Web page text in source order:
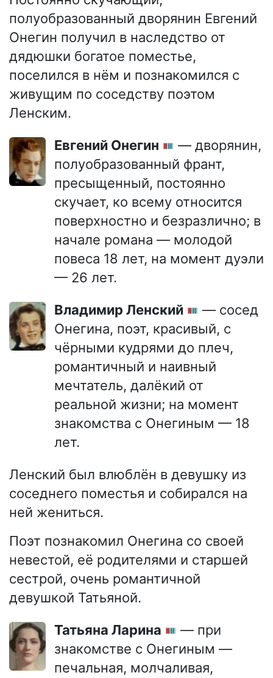
полуобразованный дворянин Евгений
Онегин получил в наследство от
дядюшки богатое поместье,
поселился в нём и познакомился с
живущим по соседству поэтом
Ленским.
Евгений Онегин
— дворянин,
полуобразованный франт,
пресыщенный, постоянно
скучает, ко всему относится
поверхностно и безразлично; в
начале романа — молодой
повеса 18 лет, на момент дуэли
— 26 лет.
Владимир Ленский
— сосед
Онегина, поэт, красивый, с
чёрными кудрями до плеч,
романтичный и наивный
мечтатель, далёкий от
реальной жизни; на момент
знакомства с Онегиным — 18
лет.
Ленский был влюблён в девушку из
соседнего поместья и собирался на
ней жениться.
Поэт познакомил Онегина со своей
невестой, её родителями и старшей
сестрой, очень романтичной
девушкой Татьяной.
Татьяна Ларина
— при
знакомстве с Онегиным —
печальная, молчаливая,